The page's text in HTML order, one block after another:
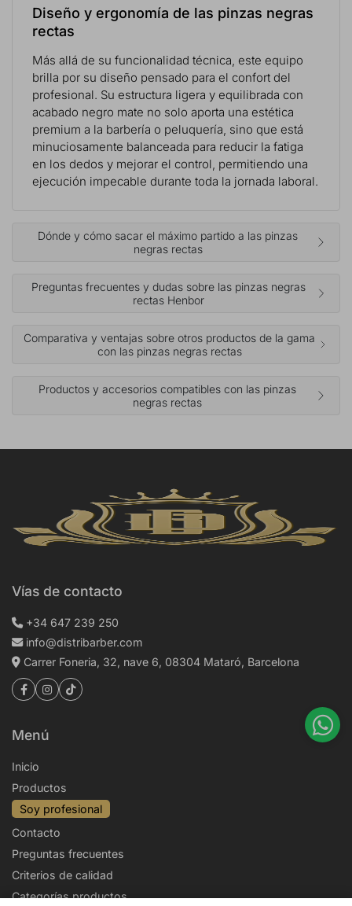
Diseño y ergonomía de las pinzas negras
rectas
Más allá de su funcionalidad técnica, este equipo
brilla por su diseño pensado para el confort del
profesional. Su estructura ligera y equilibrada con
acabado negro mate no solo aporta una estética
premium a la barbería o peluquería, sino que está
minuciosamente balanceada para reducir la fatiga
en los dedos y mejorar el control, permitiendo una
ejecución impecable durante toda la jornada laboral.
Dónde y cómo sacar el máximo partido a las pinzas
negras rectas
Preguntas frecuentes y dudas sobre las pinzas negras
rectas Henbor
Comparativa y ventajas sobre otros productos de la gama
con las pinzas negras rectas
Productos y accesorios compatibles con las pinzas
negras rectas
Vías de contacto
+34 647 239 250
info@distribarber.com
Carrer Foneria, 32, nave 6, 08304 Mataró, Barcelona
Menú
Inicio
Productos
Soy profesional
Contacto
Preguntas frecuentes
Criterios de calidad
Categorías productos